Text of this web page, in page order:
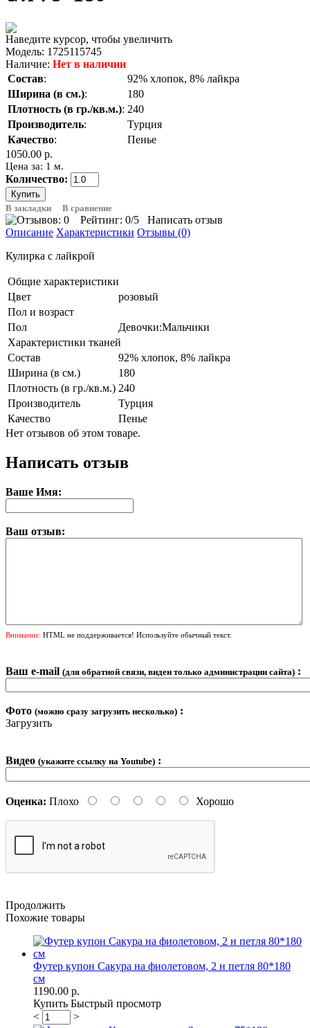
Наведите курсор, чтобы увеличить
Модель: 1725115745
Наличие: Нет в наличии
Состав:
92% хлопок, 8% лайкра
Ширина (в см.):
180
Плотность (в гр./кв.м.): 240
Производитель:
Турция
Качество:
Пенье
1050.00 р.
Цена за: 1 м.
Количество:
В закладки В сравнение
Рейтинг: 0/5
Написать отзыв
Описание Характеристики Отзывы (0)
Кулирка с лайкрой
Общие характеристики
Цвет
розовый
Пол и возраст
Пол
Девочки:Мальчики
Характеристики тканей
Состав
92% хлопок, 8% лайкра
Ширина (в см.)
180
Плотность (в гр./кв.м.) 240
Производитель
Турция
Качество
Пенье
Нет отзывов об этом товаре.
Написать отзыв
Ваше Имя:
Ваш отзыв:
Внимание: HTML не поддерживается! Используйте обычный текст.
Ваш e-mail (для обратной связи, виден только администрации сайта) :
Фото (можно сразу загрузить несколько) :
Загрузить
Видео (укажите ссылку на Youtube) :
Оценка: Плохо Хорошо
Продолжить
Похожие товары
Футер купон Сакура на фиолетовом, 2 н петля 80*180
см
1190.00 р.
Купить Быстрый просмотр
<
>